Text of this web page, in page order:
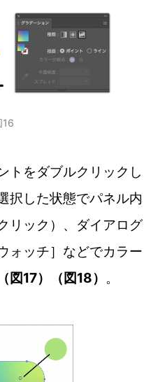
16
トをダブルクリックし
択した状態でパネル内
リック）、ダイアログ
ォッチ］などでカラー
（図17）（図18） 。